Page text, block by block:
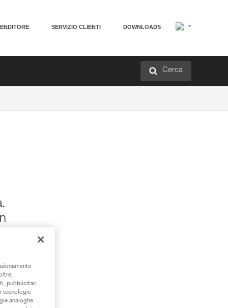
SERVIZIO CLIENTI DOWNLOADS
Cerca
pubblicitari
tecnologie
analoghe